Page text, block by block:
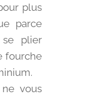
plus
parce
plier
fourche
vous